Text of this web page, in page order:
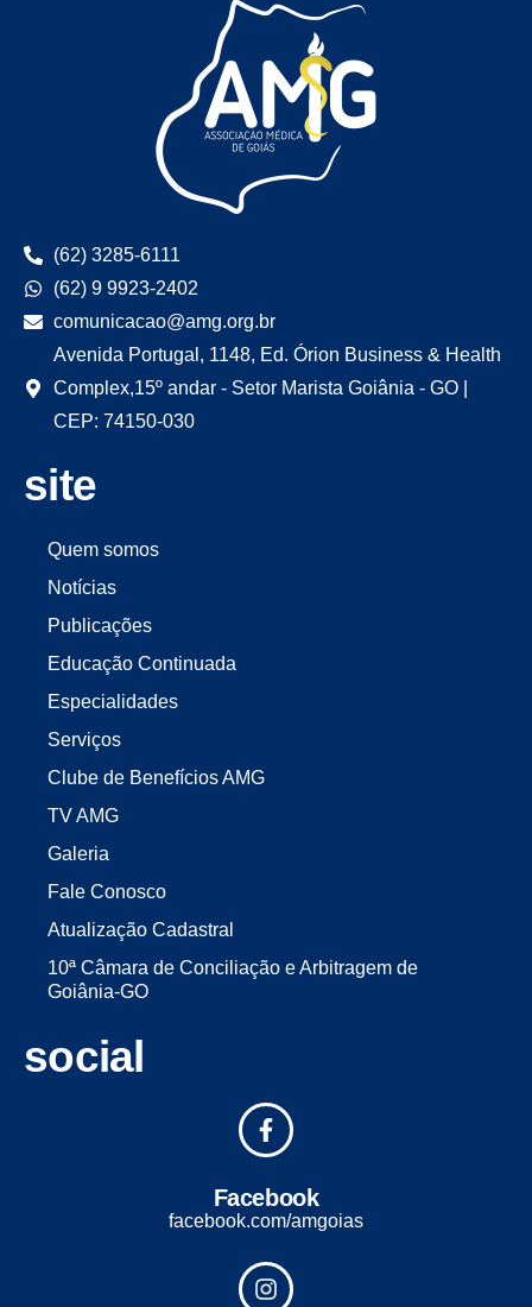
(62) 3285-6111
(62) 9 9923-2402
comunicacao@amg.org.br
Avenida Portugal, 1148, Ed. Órion Business & Health
Complex,15º andar - Setor Marista Goiânia - GO |
CEP: 74150-030
site
Quem somos
Notícias
Publicações
Educação Continuada
Especialidades
Serviços
Clube de Benefícios AMG
TV AMG
Galeria
Fale Conosco
Atualização Cadastral
10ª Câmara de Conciliação e Arbitragem de
Goiânia-GO
social
Facebook
facebook.com/amgoias